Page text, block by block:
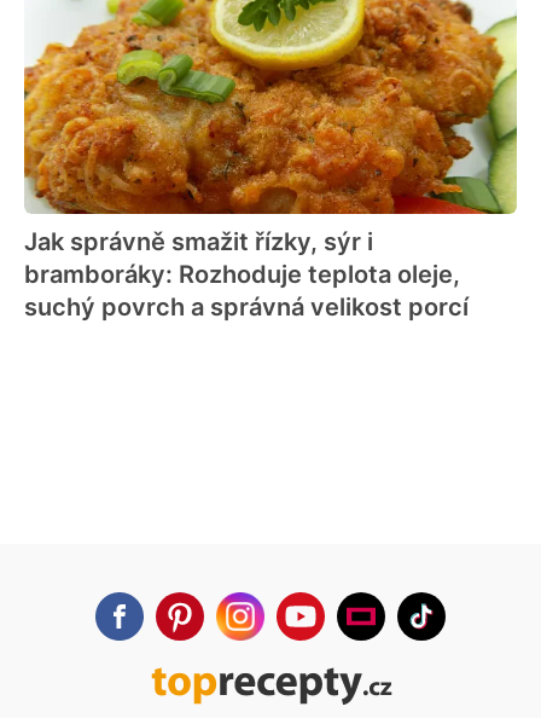
Jak správně smažit řízky, sýr i
bramboráky: Rozhoduje teplota oleje,
suchý povrch a správná velikost porcí